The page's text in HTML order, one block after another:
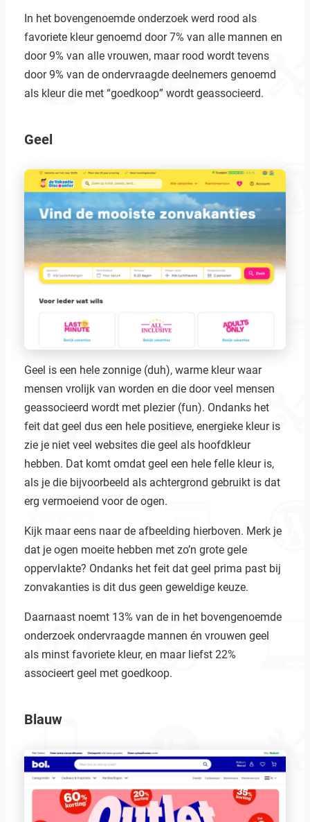
In het bovengenoemde onderzoek werd rood als
favoriete kleur genoemd door 7% van alle mannen en
door 9% van alle vrouwen, maar rood wordt tevens
door 9% van de ondervraagde deelnemers genoemd
als kleur die met “goedkoop” wordt geassocieerd.
Geel
Geel is een hele zonnige (duh), warme kleur waar
mensen vrolijk van worden en die door veel mensen
geassocieerd wordt met plezier (fun). Ondanks het
feit dat geel dus een hele positieve, energieke kleur is
zie je niet veel websites die geel als hoofdkleur
hebben. Dat komt omdat geel een hele felle kleur is,
als je die bijvoorbeeld als achtergrond gebruikt is dat
erg vermoeiend voor de ogen.
Kijk maar eens naar de afbeelding hierboven. Merk je
dat je ogen moeite hebben met zo’n grote gele
oppervlakte? Ondanks het feit dat geel prima past bij
zonvakanties is dit dus geen geweldige keuze.
Daarnaast noemt 13% van de in het bovengenoemde
onderzoek ondervraagde mannen én vrouwen geel
als minst favoriete kleur, en maar liefst 22%
associeert geel met goedkoop.
Blauw